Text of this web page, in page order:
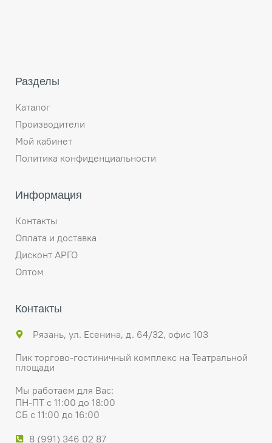
Разделы
Каталог
Производители
Мой кабинет
Политика конфиденциальности
Информация
Контакты
Оплата и доставка
Дисконт АРГО
Оптом
Контакты
Рязань, ул. Есенина, д. 64/32, офис 103
Пик торгово-гостиничный комплекс на Театральной
площади
Мы работаем для Вас:
ПН-ПТ с 11:00 до 18:00
СБ с 11:00 до 16:00
8 (991) 346 02 87